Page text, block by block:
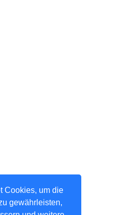
Cookies, um die
gewährleisten,